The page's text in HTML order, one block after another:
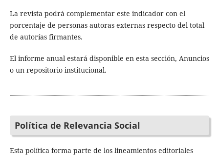
La revista podrá complementar este indicador con el
porcentaje de personas autoras externas respecto del total
de autorías firmantes.
El informe anual estará disponible en esta sección, Anuncios
o un repositorio institucional.
Política de Relevancia Social
Esta política forma parte de los lineamientos editoriales